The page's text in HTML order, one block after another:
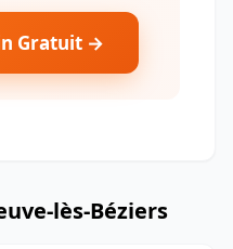
Gratuit →
lès-Béziers